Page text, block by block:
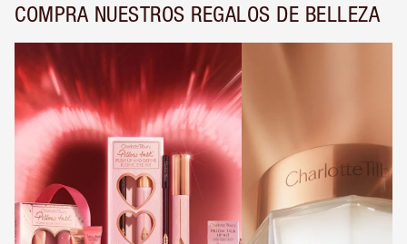
COMPRA NUESTROS REGALOS DE BELLEZA